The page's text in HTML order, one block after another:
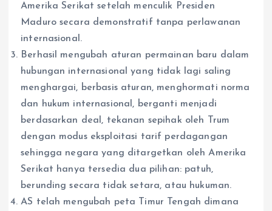
Amerika Serikat setelah menculik Presiden
Maduro secara demonstratif tanpa perlawanan
internasional.
Berhasil mengubah aturan permainan baru dalam
hubungan internasional yang tidak lagi saling
menghargai, berbasis aturan, menghormati norma
dan hukum internasional, berganti menjadi
berdasarkan deal, tekanan sepihak oleh Trum
dengan modus eksploitasi tarif perdagangan
sehingga negara yang ditargetkan oleh Amerika
Serikat hanya tersedia dua pilihan: patuh,
berunding secara tidak setara, atau hukuman.
AS telah mengubah peta Timur Tengah dimana